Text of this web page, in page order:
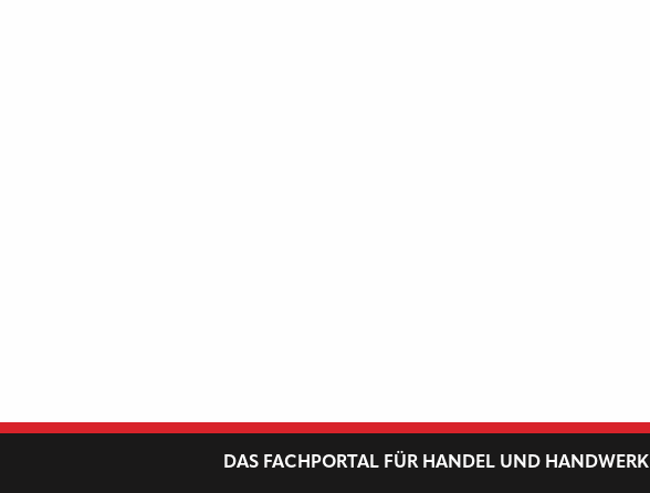
DAS FACHPORTAL FÜR HANDEL UND HANDWERK